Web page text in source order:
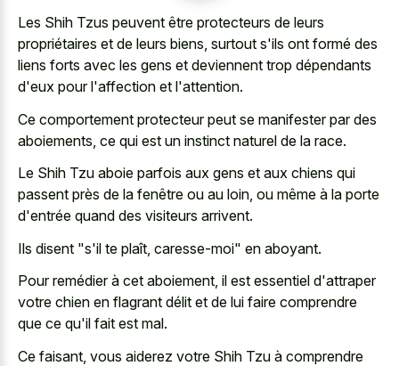
Les Shih Tzus peuvent être protecteurs de leurs
propriétaires et de leurs biens, surtout s'ils ont formé des
liens forts avec les gens et deviennent trop dépendants
d'eux pour l'affection et l'attention.
Ce comportement protecteur peut se manifester par des
aboiements, ce qui est un instinct naturel de la race.
Le Shih Tzu aboie parfois aux gens et aux chiens qui
passent près de la fenêtre ou au loin, ou même à la porte
d'entrée quand des visiteurs arrivent.
Ils disent "s'il te plaît, caresse-moi" en aboyant.
Pour remédier à cet aboiement, il est essentiel d'attraper
votre chien en flagrant délit et de lui faire comprendre
que ce qu'il fait est mal.
Ce faisant, vous aiderez votre Shih Tzu à comprendre